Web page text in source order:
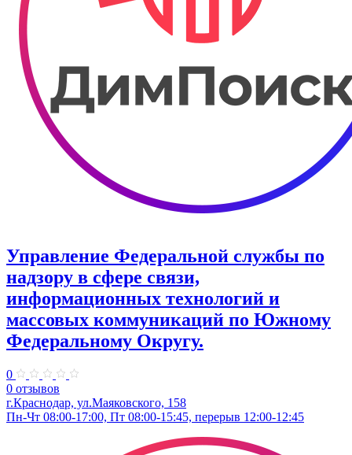
Управление Федеральной службы по
надзору в сфере связи,
информационных технологий и
массовых коммуникаций по Южному
Федеральному Округу.
0
0 отзывов
г.Краснодар, ул.​Маяковского, 158
Пн-Чт 08:00-17:00, Пт 08:00-15:45, перерыв 12:00-12:45